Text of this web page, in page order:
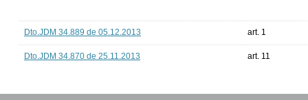
Dto.JDM 34.889 de 05.12.2013 art. 1
Dto.JDM 34.870 de 25.11.2013 art. 11